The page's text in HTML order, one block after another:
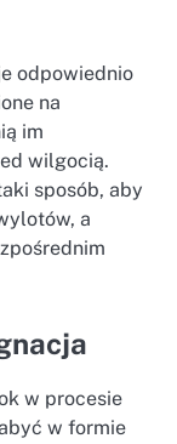
odpowiednio
na
im
wilgocią.
sposób, aby
a
w procesie
w formie